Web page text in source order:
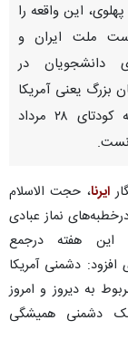
این واقعه را
ملت ایران و
دانشجویان در
بزرگ یعنی آمریکا
پس از واقعه کودتای ۲۸ مرداد
ایرنا، حجت الاسلام
نماز عبادی
این هفته درجمع
افزود: دشمنی آمریکا
به دیروز و امروز
دشمنی همیشگی